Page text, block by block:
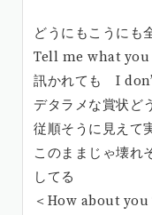
どうにもこうにも
Tell me what you
訊かれても I
デタラメな賞状
従順そうに見え
このままじゃ壊れ
してる
＜How about you